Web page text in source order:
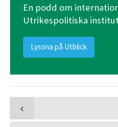
En podd om
Utrikespolitiska
Lyssna på Utblick